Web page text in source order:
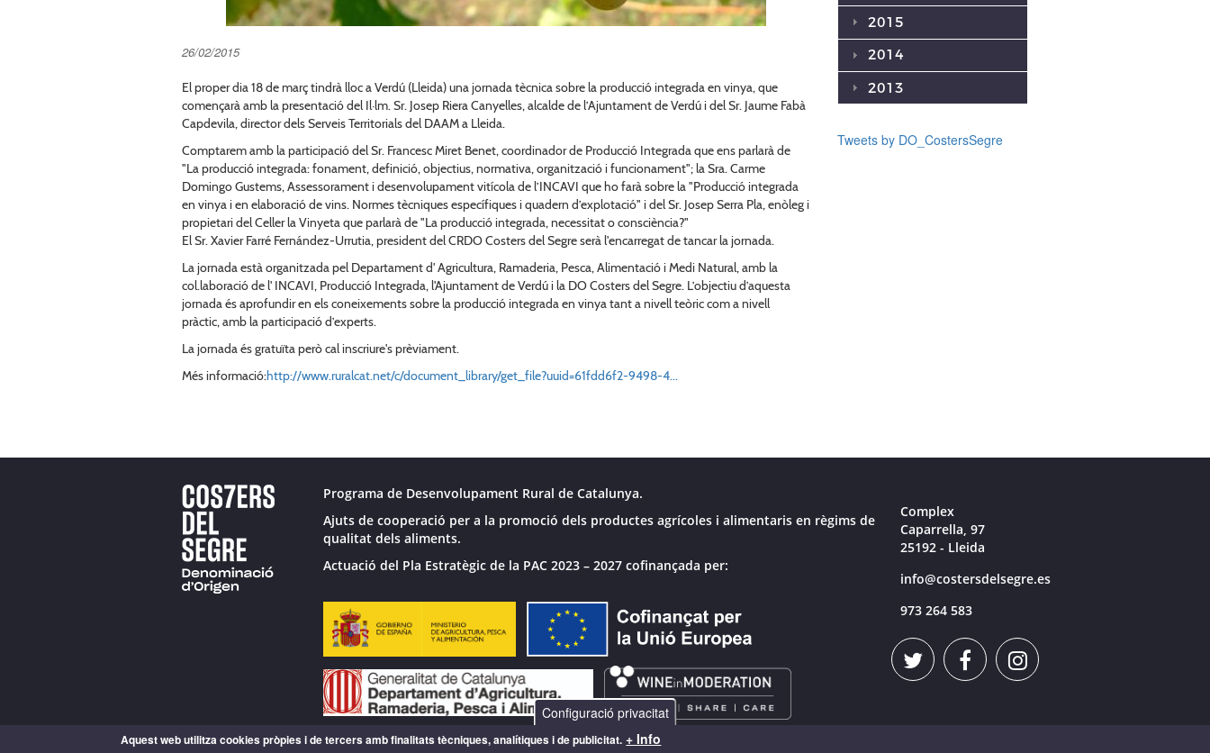
26/02/2015
El proper dia 18 de març tindrà lloc a Verdú (Lleida) una jornada tècnica sobre la producció integrada en vinya, que
començarà amb la presentació del Il·lm. Sr. Josep Riera Canyelles, alcalde de l’Ajuntament de Verdú i del Sr. Jaume Fabà
Capdevila, director dels Serveis Territorials del DAAM a Lleida.
Comptarem amb la participació del Sr. Francesc Miret Benet, coordinador de Producció Integrada que ens parlarà de
"La producció integrada: fonament, definició, objectius, normativa, organització i funcionament"; la Sra. Carme
Domingo Gustems, Assessorament i desenvolupament vitícola de l’INCAVI que ho farà sobre la "Producció integrada
en vinya i en elaboració de vins. Normes tècniques específiques i quadern d’explotació" i del Sr. Josep Serra Pla, enòleg i
propietari del Celler la Vinyeta que parlarà de "La producció integrada, necessitat o consciència?"
El Sr. Xavier Farré Fernández-Urrutia, president del CRDO Costers del Segre serà l'encarregat de tancar la jornada.
La jornada està organitzada pel Departament d' Agricultura, Ramaderia, Pesca, Alimentació i Medi Natural, amb la
col.laboració de l' INCAVI, Producció Integrada, l'Ajuntament de Verdú i la DO Costers del Segre. L’objectiu d’aquesta
jornada és aprofundir en els coneixements sobre la producció integrada en vinya tant a nivell teòric com a nivell
pràctic, amb la participació d’experts.
La jornada és gratuïta però cal inscriure's prèviament.
Més informació:http://www.ruralcat.net/c/document_library/get_file?uuid=61fdd6f2-9498-4...
2015
2014
2013
Tweets by DO_CostersSegre
Programa de Desenvolupament Rural de Catalunya.
Ajuts de cooperació per a la promoció dels productes agrícoles i alimentaris en règims de
qualitat dels aliments.
Actuació del Pla Estratègic de la PAC 2023 – 2027 cofinançada per:
Complex
Caparrella, 97
25192 - Lleida
info@costersdelsegre.es
973 264 583
Configuració privacitat
Aquest web utilitza cookies pròpies i de tercers amb finalitats tècniques, analítiques i de publicitat. + Info